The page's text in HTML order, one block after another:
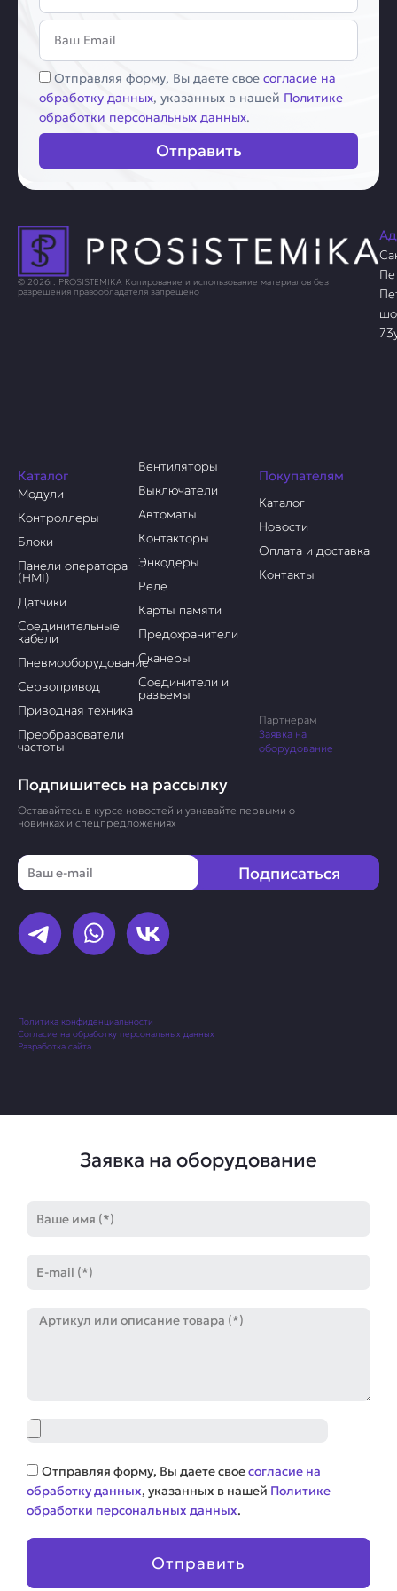
Email
Соглашение
Отправляя форму, Вы даете свое согласие на
обработку данных, указанных в нашей Политике
обработки персональных данных.
Отправить
© 2026г. PROSISTEMIKA Копирование и использование материалов без
разрешения правообладателя запрещено
Подпишитесь на рассылку
Оставайтесь в курсе новостей и узнавайте первыми о
новинках и спецпредложениях
Email
Подписаться
Политика конфиденциальности
Согласие на обработку персональных данных
Разработка сайта
Каталог
Модули
Контроллеры
Блоки
Панели оператора
(HMI)
Датчики
Соединительные
кабели
Пневмооборудование
Сервопривод
Приводная техника
Преобразователи
частоты
Вентиляторы
Выключатели
Автоматы
Контакторы
Энкодеры
Реле
Карты памяти
Предохранители
Сканеры
Соединители и
разъемы
Покупателям
Каталог
Новости
Оплата и доставка
Контакты
Партнерам
Заявка на
оборудование
Заявка на оборудование
mail
Артикул
Файл
Соглашение
Отправляя форму, Вы даете своесогласие на
обработку данных, указанных в нашей Политике
обработки персональных данных.
Отправить